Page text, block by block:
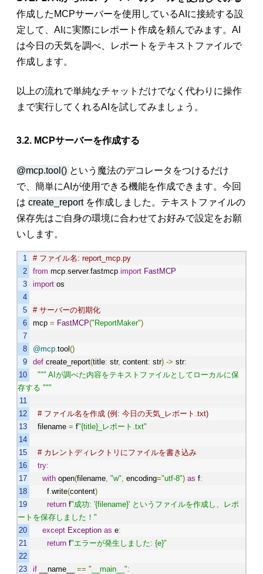
作成したMCPサーバーを使用しているAIに接続する設
定して、AIに実際にレポート作成を頼んでみます。AI
は今日の天気を調べ、レポートをテキストファイルで
作成します。
以上の流れで単純なチャットだけでなく代わりに操作
まで実行してくれるAIを試してみましょう。
3.2. MCPサーバーを作成する
@mcp.tool() という魔法のデコレータをつけるだけ
で、簡単にAIが使用できる機能を作成できます。今回
は create_reportを作成しました。テキストファイルの
保存先はご自身の環境に合わせてお好みで設定をお願
いします。
# ファイル名: report_mcp.py
from mcp .server.fastmcpimport FastMCP
import os
# サーバーの初期化
mcp= FastMCP("ReportMaker")
@mcp .tool()
def create_report(title: str, content: str) -> str:
""" AIが調べた内容をテキストファイルとしてローカルに保
存する """
# ファイル名を作成 (例: 今日の天気_レポート.txt)
filename= f"{title}_レポート.txt"
# カレントディレクトリにファイルを書き込み
try:
with open(filename "w" encoding="utf-8") as f:
f .write(content)
return f"成功: '{filename}' というファイルを作成し、レポ
ートを保存しました！"
except Exception as e:
return f"エラーが発生しました: {e}"
if __name__== "__main__":